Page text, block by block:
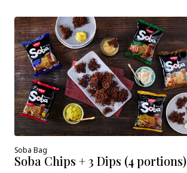
Soba Bag
Soba Chips + 3 Dips (4 portions)